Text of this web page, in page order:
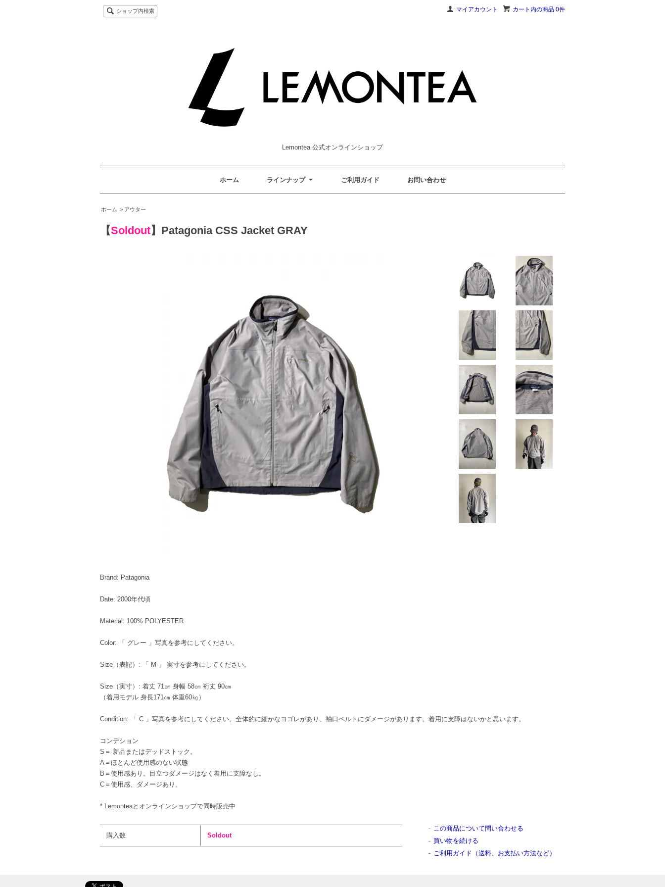
カート内の商品 0件
マイアカウント
ショップ内検索
Lemontea 公式オンラインショップ
ホーム ラインナップ ご利用ガイド お問い合わせ
ホーム アウター
【Soldout】 Patagonia CSS Jacket GRAY
Brand: Patagonia
Date: 2000年代頃
Material: 100% POLYESTER
Color: 「 グレー 」写真を参考にしてください。
Size（表記）: 「 M 」 実寸を参考にしてください。
Size（実寸）: 着丈 71㎝ 身幅 58㎝ 裄丈 90㎝
（着用モデル 身長171㎝ 体重60㎏）
Condition: 「 C 」写真を参考にしてください。全体的に細かなヨゴレがあり、袖口ベルトにダメージがあります。着用に支障はないかと思います。
コンデション
S＝ 新品またはデッドストック。
A＝ほとんど使用感のない状態
B＝使用感あり。目立つダメージはなく着用に支障なし。
C＝使用感、ダメージあり。
* Lemonteaとオンラインショップで同時販売中
購入数 Soldout
この商品について問い合わせる
買い物を続ける
ご利用ガイド（送料、お支払い方法など）